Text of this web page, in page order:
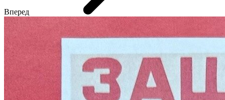
Вперед